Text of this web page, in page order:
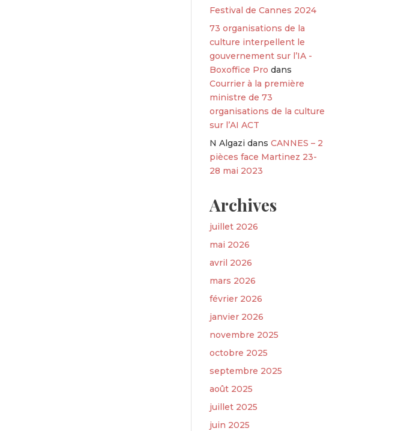
Festival de Cannes 2024
73 organisations de la
culture interpellent le
gouvernement sur l’IA -
Boxoffice Pro dans
Courrier à la première
ministre de 73
organisations de la culture
sur l’AI ACT
N Algazi dansCANNES – 2
pièces face Martinez 23-
28 mai 2023
Archives
juillet 2026
mai 2026
avril 2026
mars 2026
février 2026
janvier 2026
novembre 2025
octobre 2025
septembre 2025
août 2025
juillet 2025
juin 2025